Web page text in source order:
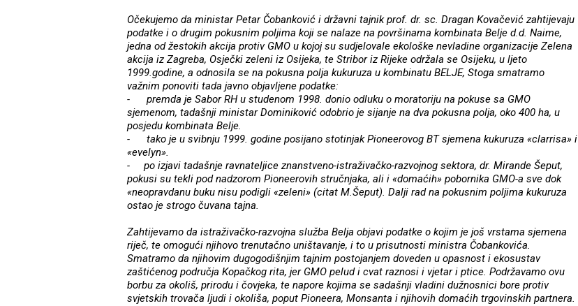
Očekujemo da ministar Petar Čobanković i državni tajnik prof. dr. sc. Dragan Kovačević zahtijevaju
podatke i o drugim pokusnim poljima koji se nalaze na površinama kombinata Belje d.d. Naime,
jedna od žestokih akcija protiv GMO u kojoj su sudjelovale ekološke nevladine organizacije Zelena
akcija iz Zagreba, Osječki zeleni iz Osijeka, te Stribor iz Rijeke održala se Osijeku, u ljeto
1999.godine, a odnosila se na pokusna polja kukuruza u kombinatu BELJE, Stoga smatramo
važnim ponoviti tada javno objavljene podatke:
- premda je Sabor RH u studenom 1998. donio odluku o moratoriju na pokuse sa GMO
sjemenom, tadašnji ministar Dominiković odobrio je sijanje na dva pokusna polja, oko 400 ha, u
posjedu kombinata Belje.
- tako je u svibnju 1999. godine posijano stotinjak Pioneerovog BT sjemena kukuruza «clarrisa» i
«evelyn».
- po izjavi tadašnje ravnateljice znanstveno-istraživačko-razvojnog sektora, dr. Mirande Šeput,
pokusi su tekli pod nadzorom Pioneerovih stručnjaka, ali i «domaćih» pobornika GMO-a sve dok
«neopravdanu buku nisu podigli «zeleni» (citat M.Šeput). Dalji rad na pokusnim poljima kukuruza
ostao je strogo čuvana tajna.
Zahtijevamo da istraživačko-razvojna služba Belja objavi podatke o kojim je još vrstama sjemena
riječ, te omogući njihovo trenutačno uništavanje, i to u prisutnosti ministra Čobankovića.
Smatramo da njihovim dugogodišnjim tajnim postojanjem doveden u opasnost i ekosustav
zaštićenog područja Kopačkog rita, jer GMO pelud i cvat raznosi i vjetar i ptice. Podržavamo ovu
borbu za okoliš, prirodu i čovjeka, te napore kojima se sadašnji vladini dužnosnici bore protiv
svjetskih trovača ljudi i okoliša, poput Pioneera, Monsanta i njihovih domaćih trgovinskih partnera.